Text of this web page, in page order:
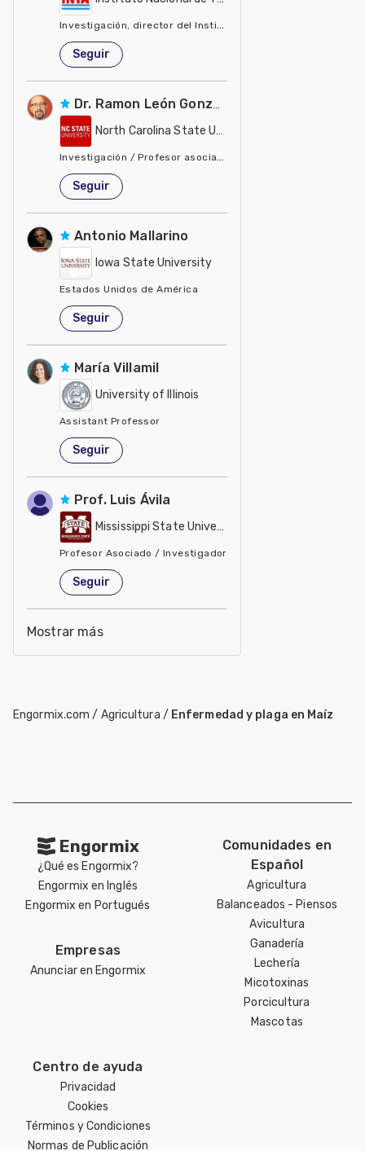
Investigación, director del Instituto de Suelos del INTA
Estados Unidos de América
Seguir
Dr. Ramon León González
North Carolina State University - NCSU
Investigación / Profesor asociado, biología y ecología de
Estados Unidos de América
Seguir
Antonio Mallarino
Iowa State University
Estados Unidos de América
Seguir
María Villamil
University of Illinois
Assistant Professor
Estados Unidos de América
Seguir
Prof. Luis Ávila
Mississippi State University
Profesor Asociado / Investigador
Estados Unidos de América
Seguir
Mostrar más
Engormix.com / Agricultura / Enfermedad y plaga en Maíz
Engormix
¿Qué es Engormix?
Engormix en Inglés
Engormix en Portugués
Empresas
Anunciar en Engormix
Comunidades en
Español
Agricultura
Balanceados - Piensos
Avicultura
Ganadería
Lechería
Micotoxinas
Porcicultura
Mascotas
Centro de ayuda
Privacidad
Cookies
Términos y Condiciones
Normas de Publicación